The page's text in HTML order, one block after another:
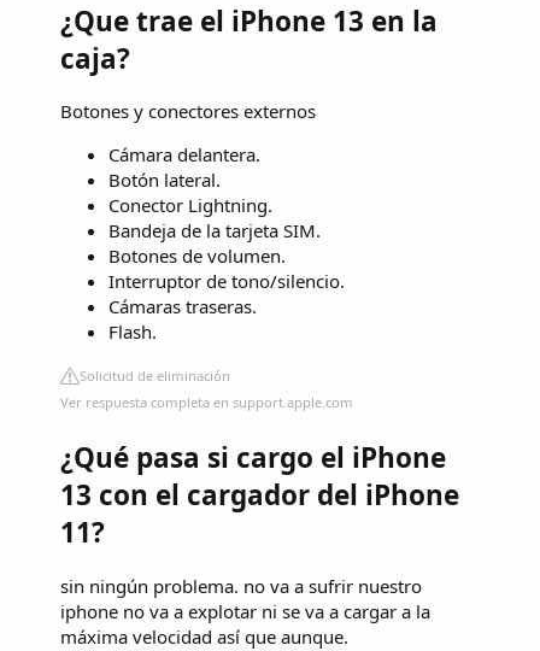
¿Que trae el iPhone 13 en la
caja?
Botones y conectores externos
Cámara delantera.
Botón lateral.
Conector Lightning.
Bandeja de la tarjeta SIM.
Botones de volumen.
Interruptor de tono/silencio.
Cámaras traseras.
Flash.
Solicitud de eliminación
Ver respuesta completa en support.apple.com
¿Qué pasa si cargo el iPhone
13 con el cargador del iPhone
11?
sin ningún problema. no va a sufrir nuestro
iphone no va a explotar ni se va a cargar a la
máxima velocidad así que aunque.